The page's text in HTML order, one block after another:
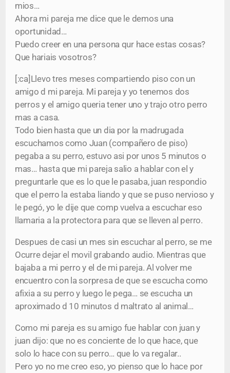
mios…
Ahora mi pareja me dice que le demos una
oportunidad…
Puedo creer en una persona qur hace estas cosas?
Que hariais vosotros?
[:ca]Llevo tres meses compartiendo piso con un
amigo d mi pareja. Mi pareja y yo tenemos dos
perros y el amigo queria tener uno y trajo otro perro
mas a casa.
Todo bien hasta que un dia por la madrugada
escuchamos como Juan (compañero de piso)
pegaba a su perro, estuvo asi por unos 5 minutos o
mas… hasta que mi pareja salio a hablar con el y
preguntarle que es lo que le pasaba, juan respondio
que el perro la estaba liando y que se puso nervioso y
le pegó, yo le dije que comp vuelva a escuchar eso
llamaria a la protectora para que se lleven al perro.
Despues de casi un mes sin escuchar al perro, se me
Ocurre dejar el movil grabando audio. Mientras que
bajaba a mi perro y el de mi pareja. Al volver me
encuentro con la sorpresa de que se escucha como
afixia a su perro y luego le pega… se escucha un
aproximado d 10 minutos d maltrato al animal…
Como mi pareja es su amigo fue hablar con juan y
juan dijo: que no es conciente de lo que hace, que
solo lo hace con su perro… que lo va regalar..
Pero yo no me creo eso, yo pienso que lo hace por